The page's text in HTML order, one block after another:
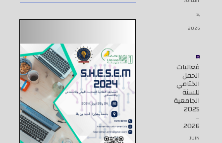
5,
2026
فعاليات
الحفل
الختامي
للسنة
الجامعية
2025
–
2026
JUIN